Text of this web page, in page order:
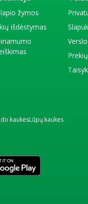
žymos
išdėstymas
kaukėsLūpų kaukės